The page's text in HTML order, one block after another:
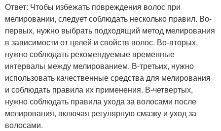
Ответ: Чтобы избежать повреждения волос при
мелировании, следует соблюдать несколько правил. Во-
первых, нужно выбрать подходящий метод мелирования
в зависимости от целей и свойств волос. Во-вторых,
нужно соблюдать рекомендуемые временные
интервалы между мелированием. В-третьих, нужно
использовать качественные средства для мелирования
и соблюдать правила их применения. В-четвертых,
нужно соблюдать правила ухода за волосами после
мелирования, включая регулярную смазку и уход за
волосами.